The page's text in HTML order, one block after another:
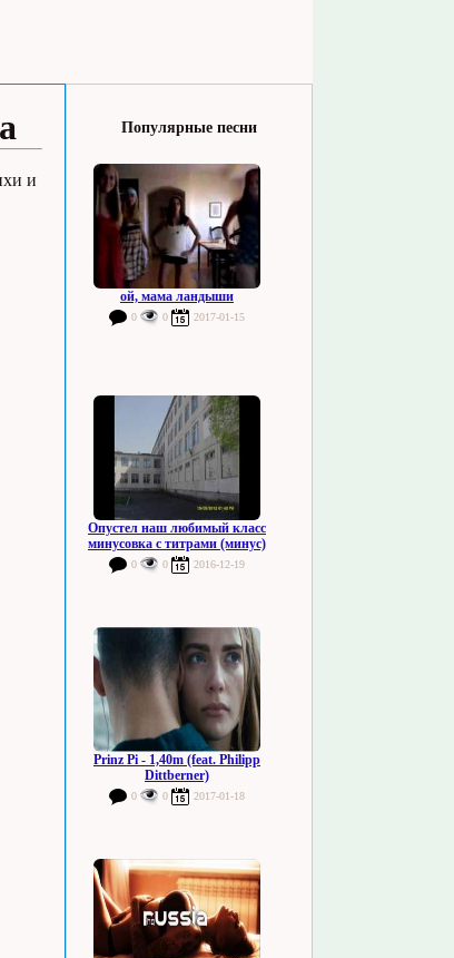
и
Популярные песни
ой, мама ландыши
0 0 2017-01-15
Опустел наш любимый класс
минусовка с титрами (минус)
0 0 2016-12-19
Prinz Pi - 1,40m (feat. Philipp
Dittberner)
0 0 2017-01-18